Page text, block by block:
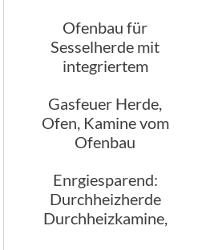
Ofenbau für
Sesselherde mit
integriertem
beraten
Gasfeuer Herde,
Ofen, Kamine vom
Ofenbau
Enrgiesparend:
Durchheizherde
Durchheizkamine,